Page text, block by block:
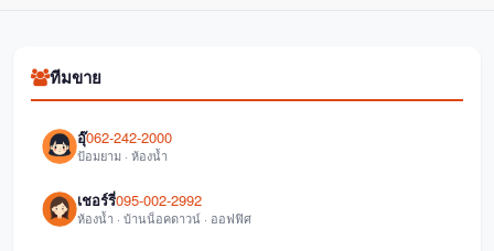
ทีมขาย
อุ๊062-242-2000
ป้อมยาม · ห้องน้ำ
เชอร์รี่095-002-2992
ห้องน้ำ · บ้านน็อคดาวน์ · ออฟฟิศ